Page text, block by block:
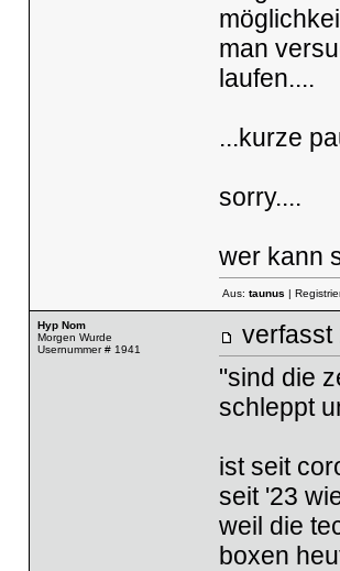
man
laufen....
...kurze
sorry....
wer kann
Aus: taunus |
Hyp Nom
Morgen Wurde
Usernummer # 1941
verfasst
"sind die
schleppt
ist seit
seit '23
weil die
boxen